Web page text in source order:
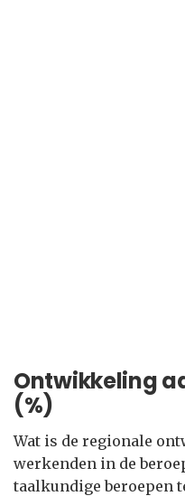
Ontwikkeling
(%)
Wat is de regionale
werkenden in de
taalkundige beroepen